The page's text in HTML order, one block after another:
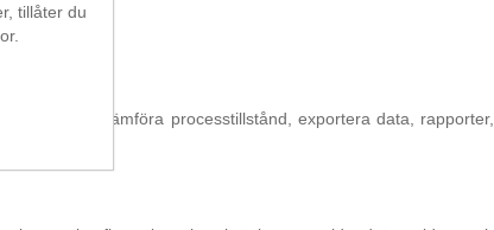
kurs
analysfiler, jämföra processtillstånd, exportera data, rapporter,
tillåter du